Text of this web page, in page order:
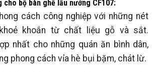
bộ bàn ghế lẩu nướng CF107:
cách công nghiệp với những nét
khoắn từ chất liệu gỗ và sắt.
nhất cho những quán ăn bình dân,
phong cách vỉa hè bụi bặm, chát lừ.